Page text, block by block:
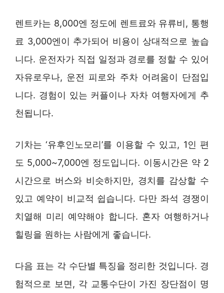
렌트카는 8,000엔 정도에 렌트료와 유류비, 통행
료 3,000엔이 추가되어 비용이 상대적으로 높습
니다. 운전자가 직접 일정과 경로를 정할 수 있어
자유로우나, 운전 피로와 주차 어려움이 단점입
니다. 경험이 있는 커플이나 자차 여행자에게 추
천됩니다.
기차는 ‘유후인노모리’를 이용할 수 있고, 1인 편
도 5,000~7,000엔 정도입니다. 이동시간은 약 2
시간으로 버스와 비슷하지만, 경치를 감상할 수
있고 예약이 비교적 쉽습니다. 다만 좌석 경쟁이
치열해 미리 예약해야 합니다. 혼자 여행하거나
힐링을 원하는 사람에게 좋습니다.
다음 표는 각 수단별 특징을 정리한 것입니다. 경
험적으로 보면, 각 교통수단이 가진 장단점이 명